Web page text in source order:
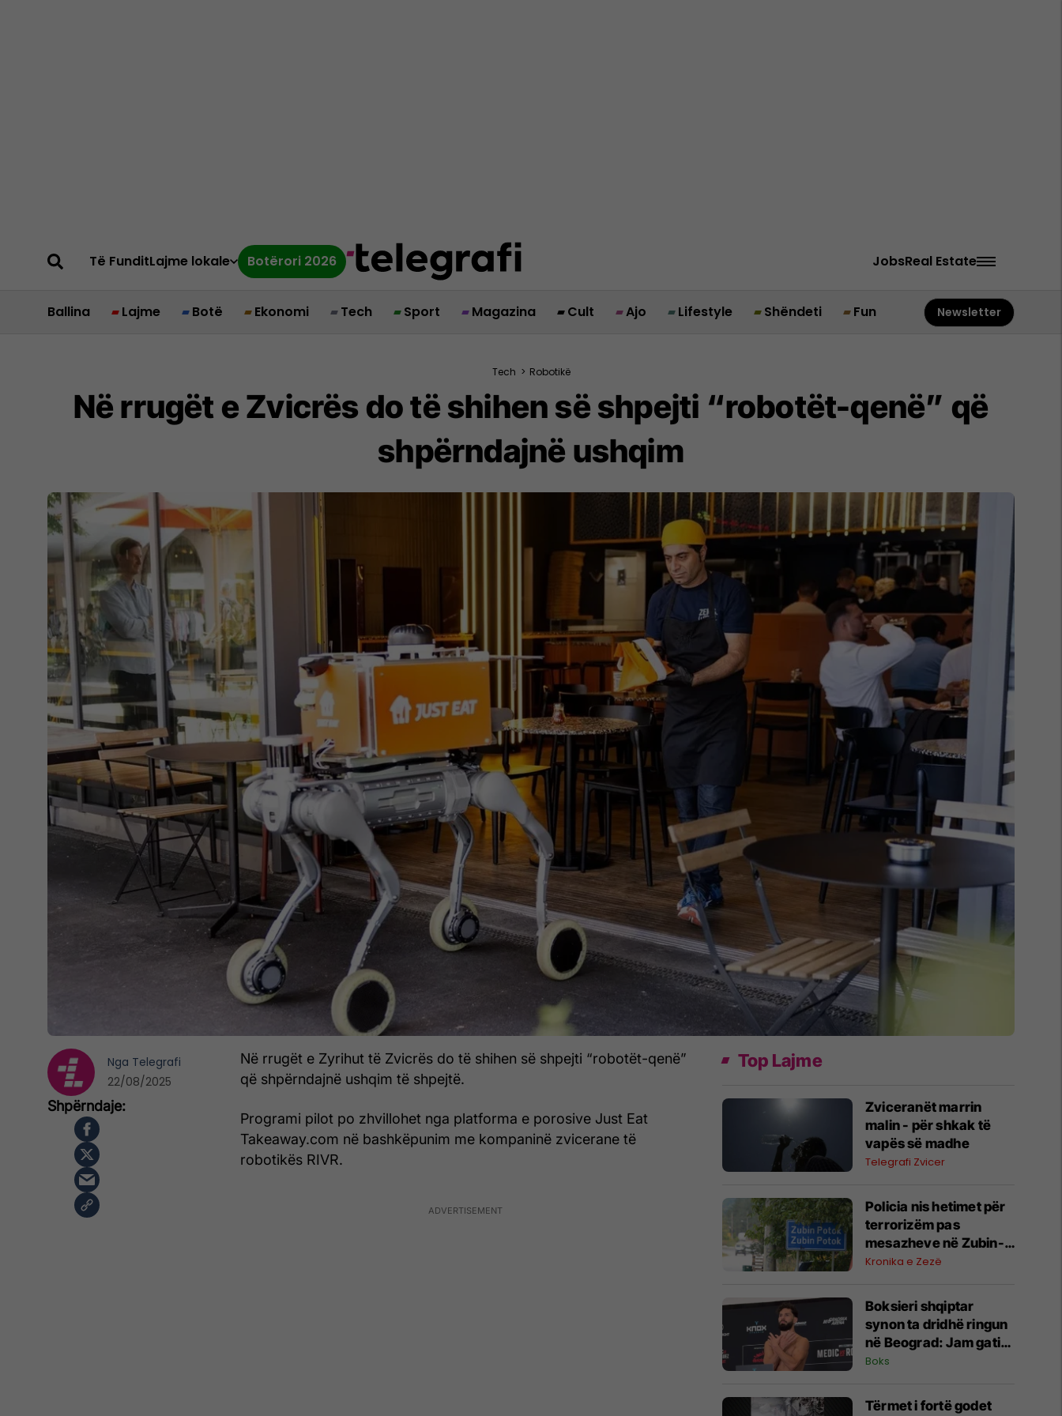
Të FunditLajme lokale Botërori 2026 JobsReal Estate
Ballina Lajme Botë Ekonomi Tech Sport Magazina Cult Ajo Lifestyle Shëndeti Fun Newsletter
Tech > Robotikë
Në rrugët e Zvicrës do të shihen së shpejti “robotët-qenë” që
shpërndajnë ushqim
Në rrugët e Zyrihut të Zvicrës do të shihen së shpejti “robotët-qenë”
që shpërndajnë ushqim të shpejtë.
Programi pilot po zhvillohet nga platforma e porosive Just Eat
Takeaway.com në bashkëpunim me kompaninë zvicerane të
robotikës RIVR.
Nga Telegrafi
22/08/2025
Top Lajme
Zviceranët marrin
malin - për shkak të
vapës së madhe
Telegrafi Zvicer
Policia nis hetimet për
terrorizëm pas
mesazheve në Zubin-
Potok
Kronika e Zezë
Boksieri shqiptar
synon ta dridhë ringun
në Beograd: Jam gati,
Zoti e bekoftë
Boks
Tërmet i fortë godet